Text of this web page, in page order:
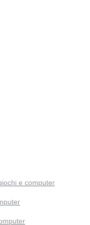
e computer